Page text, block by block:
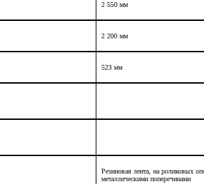
2 550 мм
2 200 мм
523 мм
Резиновая лента, на роликовых
металлическими поперечинами